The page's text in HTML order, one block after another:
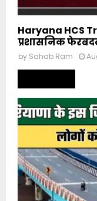
Haryana HCS
प्रशासनिक
by Sahab Ram